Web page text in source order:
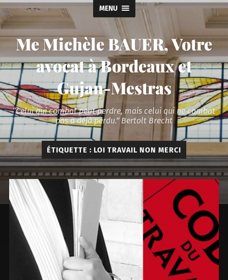
MENU
Me Michèle BAUER, Votre
avocat à Bordeaux et
Gujan-Mestras
“Celui qui combat peut perdre, mais celui qui ne combat
pas a déjà perdu.” Bertolt Brecht
ÉTIQUETTE : LOI TRAVAIL NON MERCI